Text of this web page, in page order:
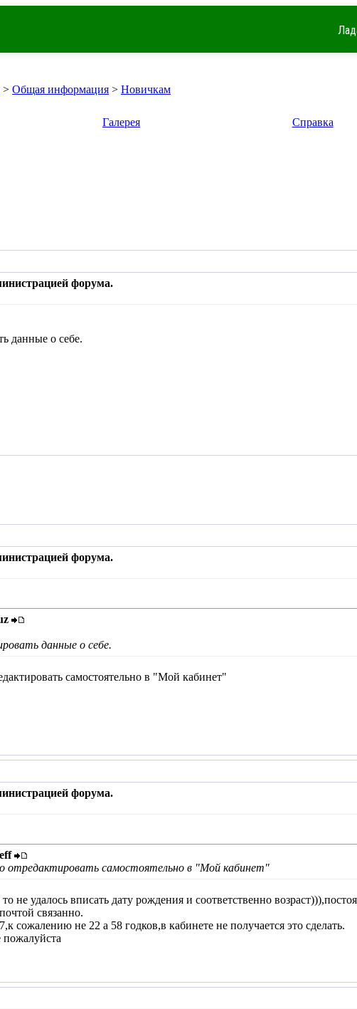
> Общая информация > Новичкам
Галерея Справка
форума.
данные о себе.
форума.
данные о себе.
самостоятельно в "Мой кабинет"
форума.
отредактировать самостоятельно в "Мой кабинет"
не удалось вписать дату рождения и соответственно
связанно.
сожалению не 22 а 58 годков,в кабинете не получается это сделать.
пожалуйста